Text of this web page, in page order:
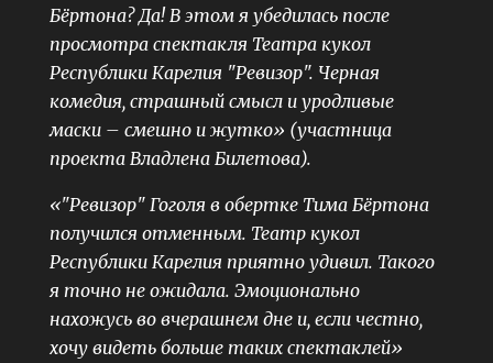
Бёртона? Да! В этом я убедилась после
просмотра спектакля Театра кукол
Республики Карелия "Ревизор". Черная
комедия, страшный смысл и уродливые
маски – смешно и жутко» (участница
проекта Владлена Билетова).
«"Ревизор" Гоголя в обертке Тима Бёртона
получился отменным. Театр кукол
Республики Карелия приятно удивил. Такого
я точно не ожидала. Эмоционально
нахожусь во вчерашнем дне и, если честно,
хочу видеть больше таких спектаклей»